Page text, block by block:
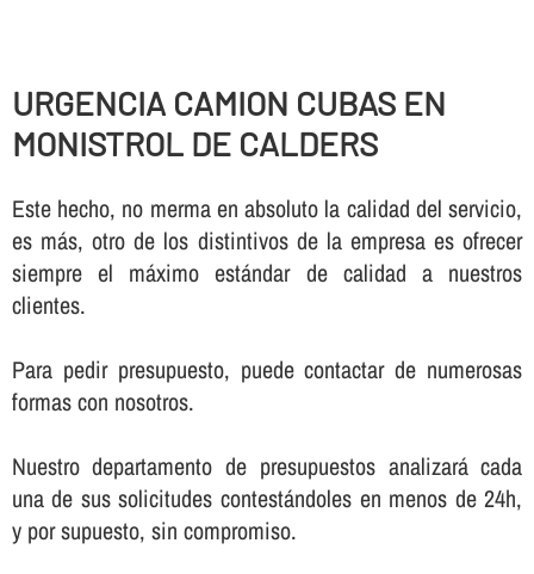
URGENCIA CAMION CUBAS EN
MONISTROL DE CALDERS
Este hecho, no merma en absoluto la calidad del servicio,
es más, otro de los distintivos de la empresa es ofrecer
siempre el máximo estándar de calidad a nuestros
clientes.
Para pedir presupuesto, puede contactar de numerosas
formas con nosotros.
Nuestro departamento de presupuestos analizará cada
una de sus solicitudes contestándoles en menos de 24h,
y por supuesto, sin compromiso.